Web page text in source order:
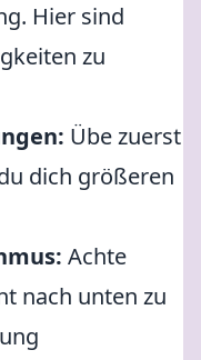
Hier sind
zu
Übe zuerst
dich größeren
Achte
nach unten zu